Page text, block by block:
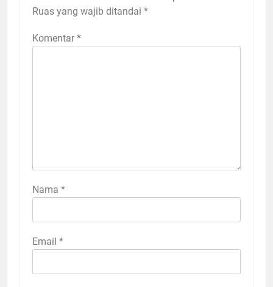
Ruas yang wajib ditandai *
Komentar *
Nama *
Email *